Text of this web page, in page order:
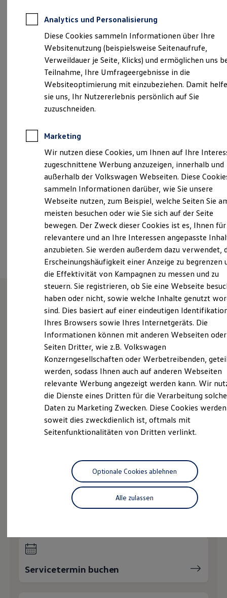
Kfz-Versicherung
Restschuldversicherungen
Garantien
Wartungsverträge
Geschäftskunden
Professional Class bei Volkswagen
Großkunden
Behörden
Direktkunden
Sonderfahrzeuge
Anpfiff zum Gewinn
Elektroautos
ID. Tutorials
Elektrofahrzeugkonzepte
Reichweite
Reichweite der ID. Modelle
Reichweite im Winter
Laden
Laden unterwegs
Laden Zuhause
Ladestationen finden
Ladezeitensimulator
Batterie
Sicherheit
Garantie und Lebensdauer
Nachhaltigkeit
Technologie
Kosten und Kauf
Verbrauchskosten
Kaufoptionen
E-Auto-Förderung
Software und Konnektivität
ID. Software Versionen und Updates
Digitale Extras
Schnittstellen zu Ihrem ID.
Hybridautos
Marke und Erlebnis
Volkswagen R und R Experience
R-Modelle
Driving Experience
Volkswagen entdecken
Lifestyle Shop
T-Roc Kollektion
Golf Kollektion
ID. Kollektion
Volkswagen Kollektion
R-Kollektion
Besitzer und Service
Software Updates
Verantwortlich für die Inhalte auf dieser Seite ist die Auto Meyer
Impressum & Rechtliches)
Bergweg 41, 49393 Lohne
info@amlo.de
Montag
Sonntag
Geschlossen
Ansprechpartner
Unsere Leistungenim
Überblick
Gebrauchtwagen
Service
Volkswagen Economy
Service
UnfallSpezialist
Wie können wir
Ihnen weiterhelfen?
Servicetermin buchen
Analytics und Personalisierung
Diese Cookies sammeln Informationen über Ihre
Websitenutzung (beispielsweise Seitenaufrufe,
Verweildauer je Seite, Klicks) und ermöglichen uns
Teilnahme, Ihre Umfrageergebnisse in die
Websiteoptimierung mit einzubeziehen. Damit
sie uns, Ihr Nutzererlebnis persönlich auf Sie
zuzuschneiden.
Marketing
Wir nutzen diese Cookies, um Ihnen auf Ihre
zugeschnittene Werbung anzuzeigen, innerhalb und
außerhalb der Volkswagen Webseiten. Diese
sammeln Informationen darüber, wie Sie unsere
Webseite nutzen, zum Beispiel, welche Seiten Sie
meisten besuchen oder wie Sie sich auf der Seite
bewegen. Der Zweck dieser Cookies ist es, Ihnen für
relevantere und an Ihre Interessen angepasste
anzubieten. Sie werden außerdem dazu verwendet,
Erscheinungshäufigkeit einer Anzeige zu begrenzen
die Effektivität von Kampagnen zu messen und zu
steuern. Sie registrieren, ob Sie eine Webseite
haben oder nicht, sowie welche Inhalte genutzt
sind. Dies basiert auf einer eindeutigen
Ihres Browsers sowie Ihres Internetgeräts. Die
Informationen können mit anderen Webseiten oder
Seiten Dritter, wie z.B. Volkswagen
Konzerngesellschaften oder Werbetreibenden,
werden, sodass Ihnen auch auf anderen Webseiten
relevante Werbung angezeigt werden kann. Wir
die Dienste eines Dritten für die Verarbeitung
Daten zu Marketing Zwecken. Diese Cookies
soweit dies zweckdienlich ist, oftmals mit
Seitenfunktionalitäten von Dritten verlinkt.
Alle zulassen
Optionale Cookies ablehnen